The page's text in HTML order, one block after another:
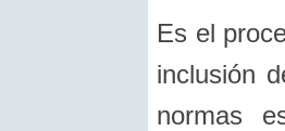
Es el
inclusión
normas